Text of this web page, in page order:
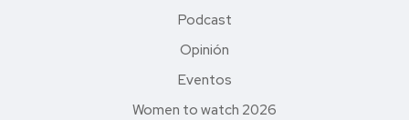
Podcast
Opinión
Eventos
Women to watch 2026